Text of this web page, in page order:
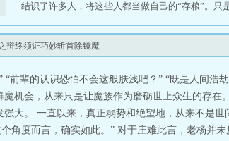
结识了许多人，将这些人都当做自己的“存粮”。
不可敌灭世真魔。暴露魔头身份的夜明获得了众
战，胜负难分，最终在采薇少女的自我牺牲下。一
辩终须证巧妙斩首除镜魔
“前辈的认识恐怕不会这般肤浅吧？” “既是人间
魔机会，从来只是让魔族作为磨砺世上众生的存
强大。 一直以来，真正弱势和绝望地，从来不是
角度而言，确实如此。” 对于庄难此言，老杨并